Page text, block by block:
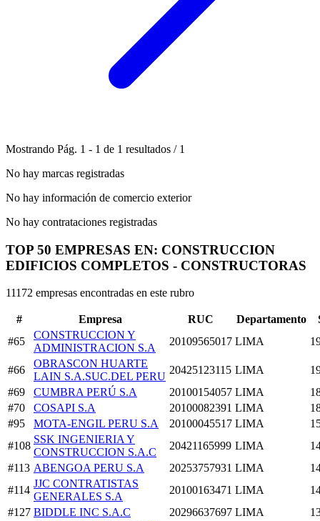
Mostrando Pág. 1 - 1 de 1 resultados / 1
No hay marcas registradas
No hay información de comercio exterior
No hay contrataciones registradas
TOP 50 EMPRESAS EN: CONSTRUCCION
EDIFICIOS COMPLETOS - CONSTRUCTORAS
11172 empresas encontradas en este rubro
# Empresa RUC Departamento
#65
CONSTRUCCION Y
ADMINISTRACION S.A
20109565017 LIMA
#66
OBRASCON HUARTE
LAIN S.A.SUC.DEL PERU
20425123115 LIMA
#69
CUMBRA PERÚ S.A 20100154057 LIMA
#70
COSAPI S.A 20100082391 LIMA
#95
MOTA-ENGIL PERU S.A 20100045517 LIMA
#108
SSK INGENIERIA Y
CONSTRUCCION S.A.C
20421165999 LIMA
#113 ABENGOA PERU S.A 20253757931 LIMA
#114
JJC CONTRATISTAS
GENERALES S.A
20100163471 LIMA
#127 BIDDLE INC S.A.C 20296637697 LIMA